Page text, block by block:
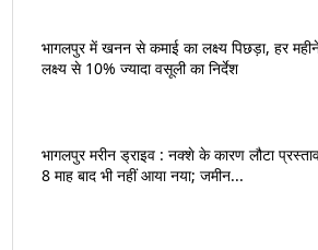
भागलपुर में खनन से कमाई का लक्ष्य पिछड़ा, हर
लक्ष्य से 10% ज्यादा वसूली का निर्देश
भागलपुर मरीन ड्राइव : नक्शे के कारण लौटा
8 माह बाद भी नहीं आया नया; जमीन...